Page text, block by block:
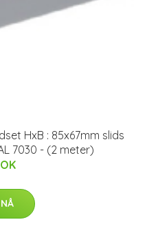
HxB : 85x67mm slids
7030 - (2 meter)